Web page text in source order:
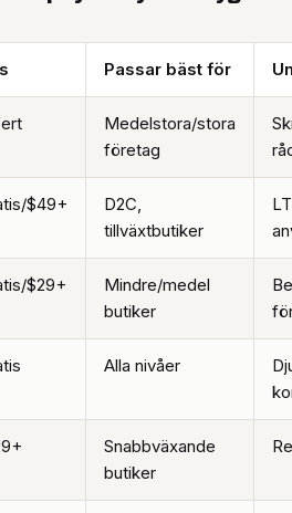
Passar bäst för
Medelstora/stora
företag
$49+
D2C,
tillväxtbutiker
$29+
Mindre/medel
butiker
Alla nivåer
Snabbväxande
butiker